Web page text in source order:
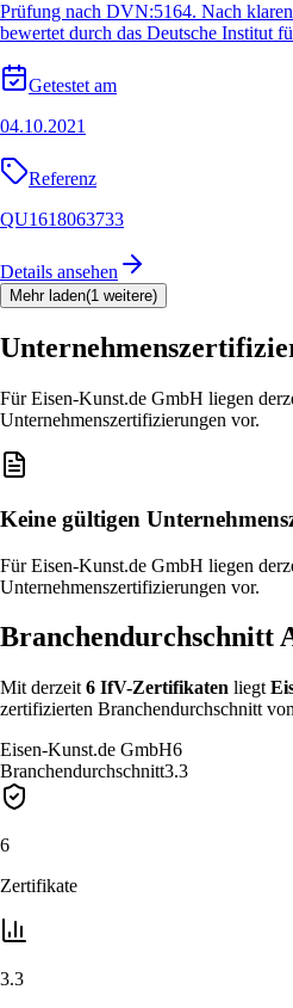
Prüfung nach DVN:5164. Nach
bewertet durch das Deutsche Institut
Getestet am
04.10.2021
Referenz
QU1618063733
Details ansehen
Mehr laden(1 weitere)
Für Eisen-Kunst.de GmbH liegen
Unternehmenszertifizierungen vor.
Keine gültigen
Für Eisen-Kunst.de GmbH liegen
Unternehmenszertifizierungen vor.
Branchendurchschnitt
Mit derzeit 6 IfV-Zertifikaten liegt
zertifizierten Branchendurchschnitt von
Eisen-Kunst.de GmbH6
Branchendurchschnitt3.3
6
Zertifikate
3.3